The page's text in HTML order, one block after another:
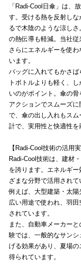
「Radi-Cool日傘」は、
す。受ける熱を反射し
るで木陰のような涼し
の熱伝導も軽減。当社従
さらにエネルギーを使
います。
バッグに入れてもかさ
トボトルよりも軽く、
いのがポイント。傘の
アクションでスムーズ
で、傘の出し入れもス
計で、実用性と快適性を
【Radi-Cool技術の活用実
Radi-Cool技術は、建材
を誇ります。エネルギ
ざまな分野で活用されて
例えば、大型建築・太
広い用途で使われ、羽
されています。
また、自動車メーカー
験では、一般的なサン
げる効果があり、夏場
得られています。